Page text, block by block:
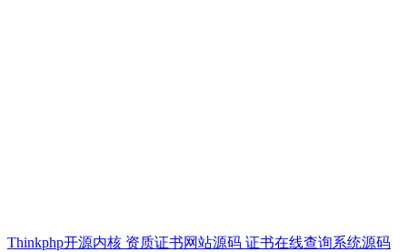
Thinkphp开源内核 资质证书网站源码 证书在线查询系统源码